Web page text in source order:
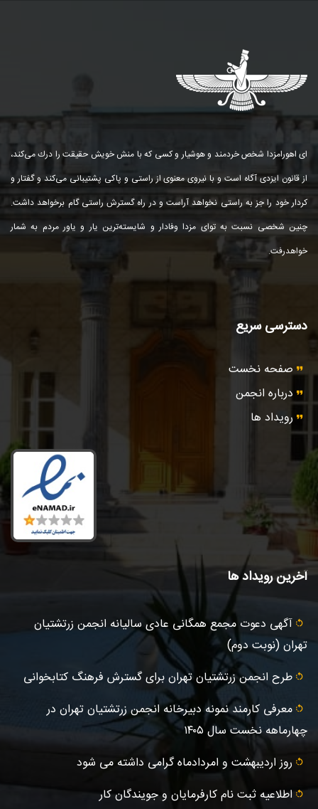
ای اهورامزدا شخص خردمند و هوشیار و كسی كه با منش خویش حقیقت را درك می‌كند،
از قانون ایزدی آگاه است و با نیروی معنوی از راستی و پاكی پشتیبانی می‌كند و گفتار و
كردار خود را جز به راستی نخواهد آراست و در راه گسترش راستی گام برخواهد داشت.
چنین شخصی نسبت به توای مزدا وفادار و شایسته‌ترین یار و یاور مردم به شمار
خواهد‌رفت.
دسترسی سریع
صفحه نخست
درباره انجمن
رویداد ها
آخرین رویداد ها
آگهى دعوت مجمع همگانی عادى ساليانه انجمن زرتشتيان
تهران (نوبت دوم)
طرح انجمن زرتشتیان تهران برای گسترش فرهنگ کتابخوانی
معرفی کارمند نمونه دبیرخانه انجمن زرتشتیان تهران در
چهارماهه نخست سال ۱۴۰۵
روز اردیبهشت و امردادماه گرامی داشته می شود
اطلاعیه ثبت‌ نام کارفرمایان و جویندگان کار